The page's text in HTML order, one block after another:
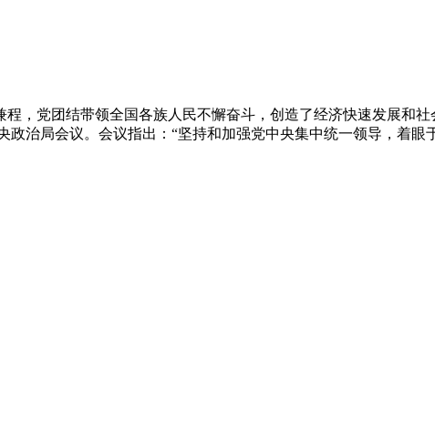
，党团结带领全国各族人民不懈奋斗，创造了经济快速发展和
政治局会议。会议指出：“坚持和加强党中央集中统一领导，着